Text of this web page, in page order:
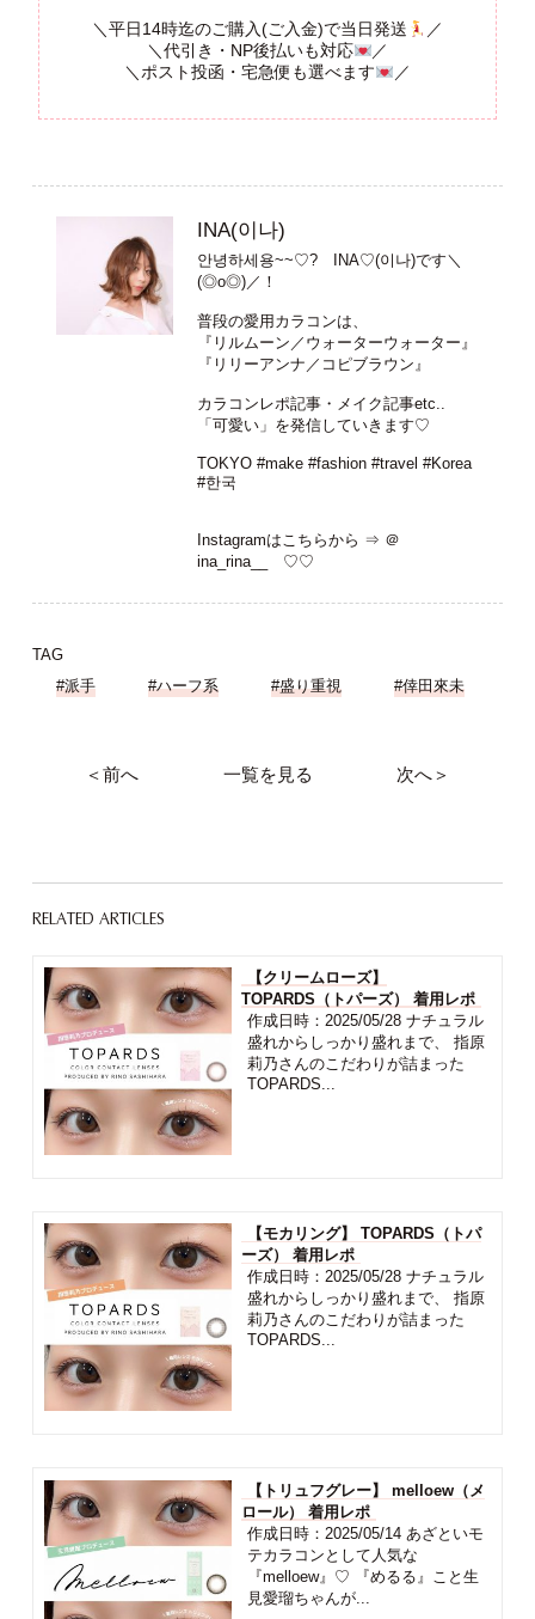
＼平日14時迄のご購入(ご入金)で当日発送
／
＼代引き・NP後払いも対応
／
＼ポスト投函・宅急便も選べます
／
INA(이나)
안녕하세용~~♡? INA♡(이나)です＼
(◎o◎)／！
普段の愛用カラコンは、
『リルムーン／ウォーターウォーター』
『リリーアンナ／コピブラウン』
カラコンレポ記事・メイク記事etc..
「可愛い」を発信していきます♡
TOKYO #make #fashion #travel #Korea
#한국
Instagramはこちらから ⇒ ＠
ina_rina__
♡♡
TAG
#派手
#ハーフ系 #盛り重視 #倖田來未
＜前へ 一覧を見る 次へ＞
RELATED ARTICLES
【クリームローズ】
TOPARDS（トパーズ） 着用レポ
作成日時：2025/05/28 ナチュラル
盛れからしっかり盛れまで、 指原
莉乃さんのこだわりが詰まった
TOPARDS...
【モカリング】 TOPARDS（トパ
ーズ） 着用レポ
作成日時：2025/05/28 ナチュラル
盛れからしっかり盛れまで、 指原
莉乃さんのこだわりが詰まった
TOPARDS...
【トリュフグレー】 melloew（メ
ロール） 着用レポ
作成日時：2025/05/14 あざといモ
テカラコンとして人気な
『melloew』♡ 『めるる』こと生
見愛瑠ちゃんが...